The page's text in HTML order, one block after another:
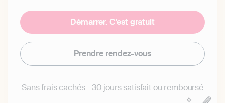
Démarrer. C'est gratuit
Prendre rendez-vous
Sans frais cachés - 30 jours satisfait ou remboursé